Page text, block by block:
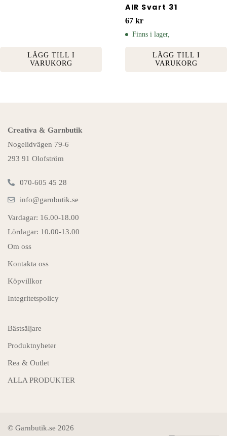
LÄGG TILL I
VARUKORG
AIR Svart 31
67 kr
Finns i lager,
LÄGG TILL I
VARUKORG
Creativa & Garnbutik
Nogelidvägen 79-6
293 91 Olofström
070-605 45 28
info@garnbutik.se
Vardagar: 16.00-18.00
Lördagar: 10.00-13.00
Om oss
Kontakta oss
Köpvillkor
Integritetspolicy
Bästsäljare
Produktnyheter
Rea & Outlet
ALLA PRODUKTER
© Garnbutik.se 2026